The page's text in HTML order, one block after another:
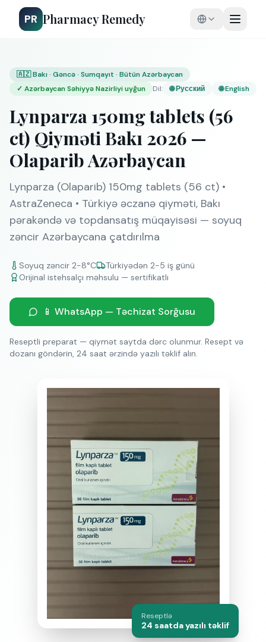
PR Pharmacy Remedy
🇦🇿 Bakı · Gəncə · Sumqayıt · Bütün Azərbaycan
✓ Azərbaycan Səhiyyə Nazirliyi uyğun Dil: 🌐Русский 🌐English
Lynparza 150mg tablets (56
ct) Qiyməti Bakı 2026 —
Olaparib Azərbaycan
Lynparza (Olaparib) 150mg tablets (56 ct) •
AstraZeneca • Türkiyə əczanə qiyməti, Bakı
pərakəndə və topdansatış müqayisəsi — soyuq
zəncir Azərbaycana çatdırılma
Soyuq zəncir 2-8°C
Türkiyədən 2-5 iş günü
Orijinal istehsalçı məhsulu — sertifikatlı
📱 WhatsApp — Təchizat Sorğusu
Reseptli preparat — qiymət saytda dərc olunmur. Resept və
dozanı göndərin, 24 saat ərzində yazılı təklif alın.
Reseptlə
24 saatda yazılı təklif